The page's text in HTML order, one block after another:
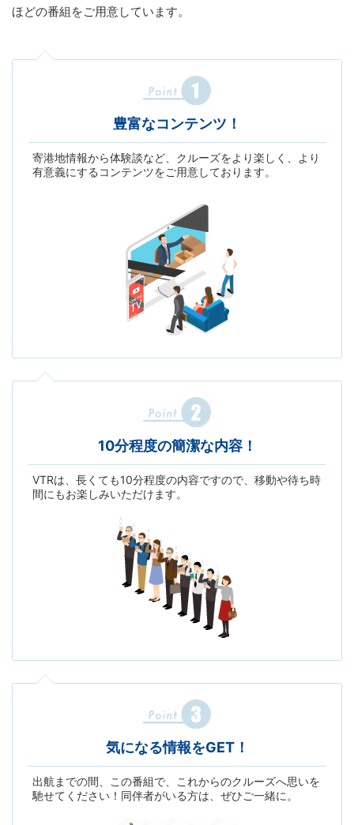
ほどの番組をご用意しています。
豊富なコンテンツ！
寄港地情報から体験談など、クルーズをより楽しく、より
有意義にするコンテンツをご用意しております。
10分程度の簡潔な内容！
VTRは、長くても10分程度の内容ですので、移動や待ち時
間にもお楽しみいただけます。
気になる情報をGET！
出航までの間、この番組で、これからのクルーズへ思いを
馳せてください！同伴者がいる方は、ぜひご一緒に。